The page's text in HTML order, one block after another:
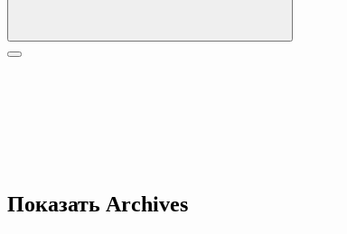
Показать Archives